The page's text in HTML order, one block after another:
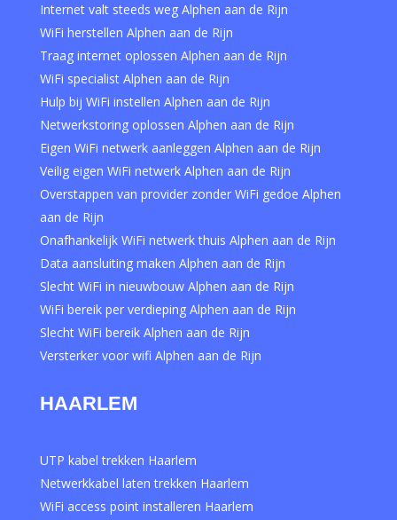
Internet valt steeds weg Alphen aan de Rijn
WiFi herstellen Alphen aan de Rijn
Traag internet oplossen Alphen aan de Rijn
WiFi specialist Alphen aan de Rijn
Hulp bij WiFi instellen Alphen aan de Rijn
Netwerkstoring oplossen Alphen aan de Rijn
Eigen WiFi netwerk aanleggen Alphen aan de Rijn
Veilig eigen WiFi netwerk Alphen aan de Rijn
Overstappen van provider zonder WiFi gedoe Alphen
aan de Rijn
Onafhankelijk WiFi netwerk thuis Alphen aan de Rijn
Data aansluiting maken Alphen aan de Rijn
Slecht WiFi in nieuwbouw Alphen aan de Rijn
WiFi bereik per verdieping Alphen aan de Rijn
Slecht WiFi bereik Alphen aan de Rijn
Versterker voor wifi Alphen aan de Rijn
HAARLEM
UTP kabel trekken Haarlem
Netwerkkabel laten trekken Haarlem
WiFi access point installeren Haarlem